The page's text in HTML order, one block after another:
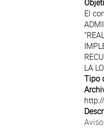
El
LA
Tipo